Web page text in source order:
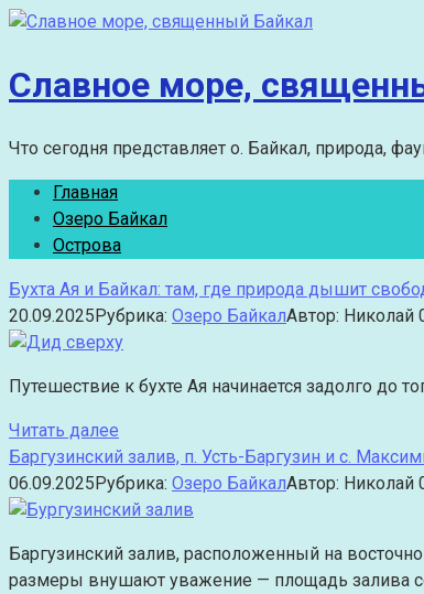
Перейти
контенту
Славное море,
Что сегодня представляет о. Байкал, природа,
Главная
Озеро Байкал
Острова
Бухта Ая и Байкал: там, где природа дышит
20.09.2025Рубрика: Озеро БайкалАвтор: Николай
Путешествие к бухте Ая начинается задолго до
Читать далее
Баргузинский залив, п. Усть-Баргузин и с.
06.09.2025Рубрика: Озеро БайкалАвтор: Николай
Баргузинский залив, расположенный на
размеры внушают уважение — площадь залива